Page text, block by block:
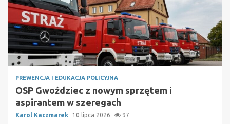
PREWENCJA I EDUKACJA POLICYJNA
OSP Gwoździec z nowym sprzętem i
aspirantem w szeregach
Karol Kaczmarek 10 lipca 2026 97